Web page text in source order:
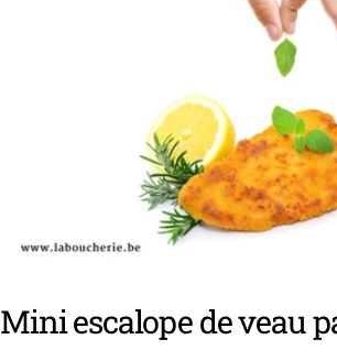
le média 0 en mode modal
Mini escalope de veau